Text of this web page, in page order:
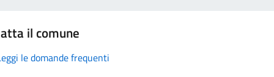
il comune
le domande frequenti